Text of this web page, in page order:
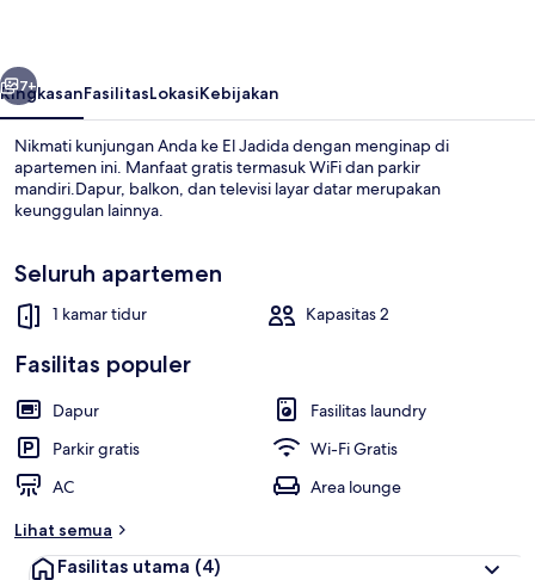
Berikutnya
7+
RingkasanFasilitasLokasiKebijakan
Nikmati kunjungan Anda ke El Jadida dengan menginap di
apartemen ini. Manfaat gratis termasuk WiFi dan parkir
mandiri.Dapur, balkon, dan televisi layar datar merupakan
keunggulan lainnya.
Seluruh apartemen
1 kamar tidur Kapasitas 2
Fasilitas populer
Dapur
Fasilitas laundry
Parkir gratis
Wi-Fi Gratis
AC
Area lounge
Lihat semua
Fasilitas utama (4)